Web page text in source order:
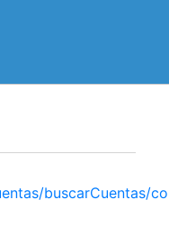
buscarCuentas/